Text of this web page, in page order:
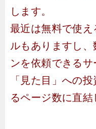
します。
最近は無料で使
ルもありますし
ンを依頼できるサ
「見た目」への
るページ数に直結